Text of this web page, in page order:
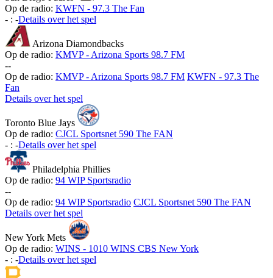
Op de radio: KWFN - 97.3 The Fan
- : -Details over het spel
Arizona Diamondbacks
Op de radio: KMVP - Arizona Sports 98.7 FM
--
Op de radio: KMVP - Arizona Sports 98.7 FM KWFN - 97.3 The
Fan
Details over het spel
Toronto Blue Jays
Op de radio: CJCL Sportsnet 590 The FAN
- : -Details over het spel
Philadelphia Phillies
Op de radio: 94 WIP Sportsradio
--
Op de radio: 94 WIP Sportsradio CJCL Sportsnet 590 The FAN
Details over het spel
New York Mets
Op de radio: WINS - 1010 WINS CBS New York
- : -Details over het spel